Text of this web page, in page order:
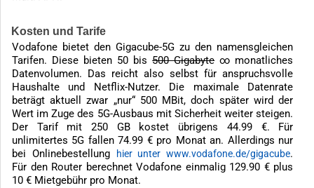
Kosten und Tarife
Vodafone bietet den Gigacube-5G zu den namensgleichen
Tarifen. Diese bieten 50 bis500 Gigabyte∞ monatliches
Datenvolumen. Das reicht also selbst für anspruchsvolle
Haushalte und Netflix-Nutzer. Die maximale Datenrate
beträgt aktuell zwar „nur“ 500 MBit, doch später wird der
Wert im Zuge des 5G-Ausbaus mit Sicherheit weiter steigen.
Der Tarif mit 250 GB kostet übrigens 44.99 €. Für
unlimitertes 5G fallen 74.99 € pro Monat an. Allerdings nur
bei Onlinebestellung
hier unter www.vodafone.de/gigacube.
Für den Router berechnet Vodafone einmalig 129.90 € plus
10 € Mietgebühr pro Monat.